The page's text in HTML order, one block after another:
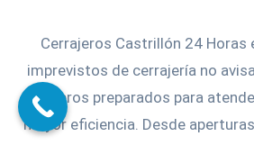
Cerrajeros Castrillón 24 Horas
imprevistos de cerrajería no
cerrajeros preparados para
mayor eficiencia. Desde